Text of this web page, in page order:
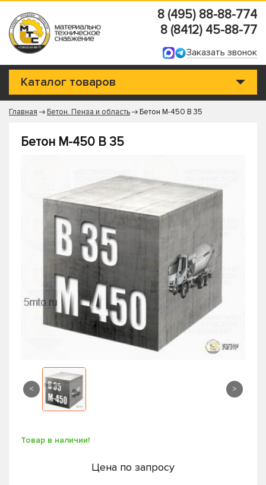
8 (495) 88-88-774
8 (8412) 45-88-77
Заказать звонок
Каталог товаров
Главная Бетон. Пенза и область Бетон М-450 В 35
Бетон М-450 В 35
< >
Товар в наличии!
Цена по запросу